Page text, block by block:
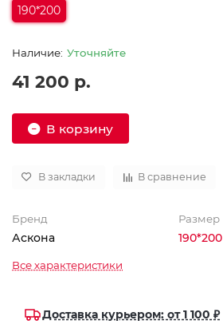
190*200
Уточняйте
41 200 р.
В корзину
В закладки В сравнение
Бренд
Аскона
Размер
190*200
Все характеристики
Доставка курьером: от 1 100 ₽